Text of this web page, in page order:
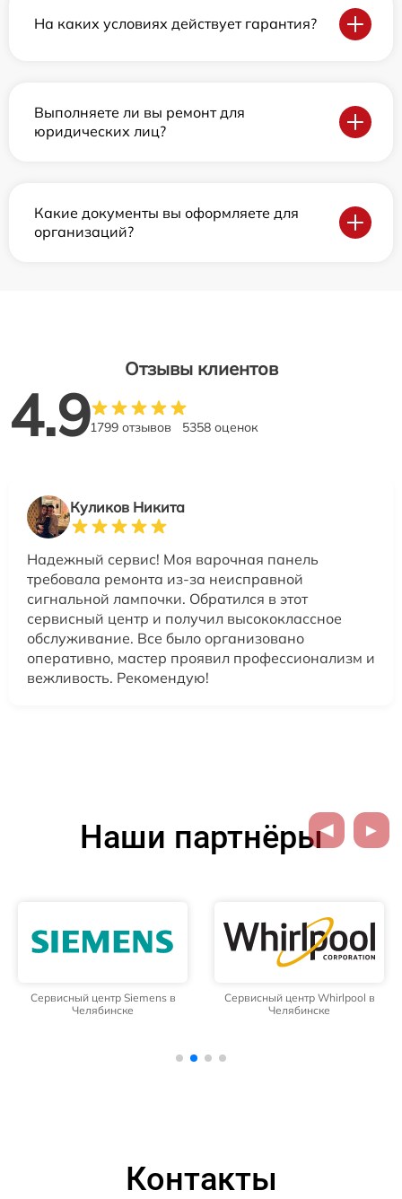
На каких условиях действует гарантия?
Выполняете ли вы ремонт для
юридических лиц?
Какие документы вы оформляете для
организаций?
Отзывы клиентов
4.91799 отзывов 5358 оценок
Куликов Никита
Надежный сервис! Моя варочная панель
требовала ремонта из-за неисправной
сигнальной лампочки. Обратился в этот
сервисный центр и получил высококлассное
обслуживание. Все было организовано
оперативно, мастер проявил профессионализм и
вежливость. Рекомендую!
Наши партнёры
Сервисный центр Siemens в
Челябинске
Сервисный центр Whirlpool в
Челябинске
Контакты